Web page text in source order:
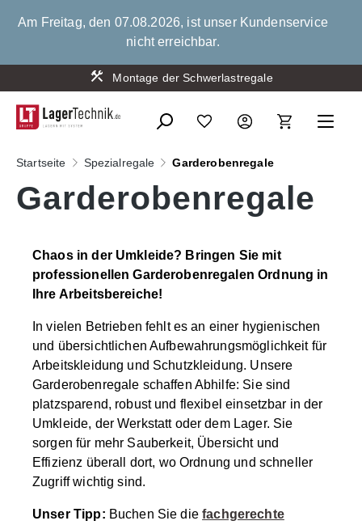
springen
Am Freitag, den 07.08.2026, ist unser Kundenservice
nicht erreichbar.
Montage der Schwerlastregale
Startseite Spezialregale Garderobenregale
Garderobenregale
Chaos in der Umkleide? Bringen Sie mit
professionellen Garderobenregalen Ordnung in
Ihre Arbeitsbereiche!
In vielen Betrieben fehlt es an einer hygienischen
und übersichtlichen Aufbewahrungsmöglichkeit für
Arbeitskleidung und Schutzkleidung. Unsere
Garderobenregale schaffen Abhilfe: Sie sind
platzsparend, robust und flexibel einsetzbar in der
Umkleide, der Werkstatt oder dem Lager. Sie
sorgen für mehr Sauberkeit, Übersicht und
Effizienz überall dort, wo Ordnung und schneller
Zugriff wichtig sind.
Unser Tipp: Buchen Sie diefachgerechte